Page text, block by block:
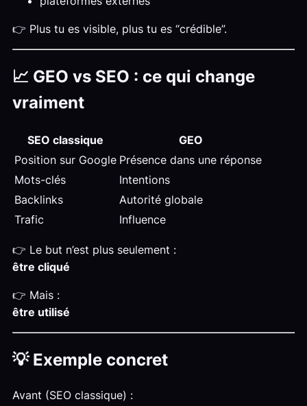
👉 Plus tu es visible, plus tu es “crédible”.
📈 GEO vs SEO : ce qui change
vraiment
SEO classique
GEO
Position sur Google Présence dans une réponse
Mots-clés
Intentions
Backlinks
Autorité globale
Trafic
Influence
👉 Le but n’est plus seulement :
être cliqué
👉 Mais :
être utilisé
💡 Exemple concret
Avant (SEO classique) :